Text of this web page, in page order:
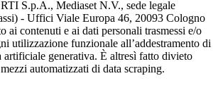
S.p.A., Mediaset N.V., sede legale
- Uffici Viale Europa 46, 20093 Cologno
ai contenuti e ai dati personali trasmessi e/o
utilizzazione funzionale all’addestramento di
artificiale generativa. È altresì fatto divieto
automatizzati di data scraping.